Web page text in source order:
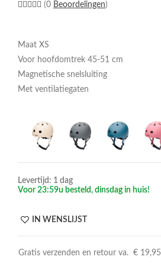
(0 Beoordelingen)
Maat XS
Voor hoofdomtrek 45-51 cm
Magnetische snelsluiting
Met ventilatiegaten
Levertijd: 1 dag
Voor 23:59u besteld, dinsdag in huis!
IN WENSLIJST
Gratis verzenden en retour va. € 19,95